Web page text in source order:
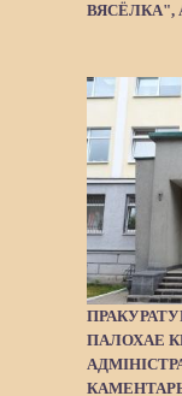
ВЯСЁЛКА",
ПАЛОХАЕ